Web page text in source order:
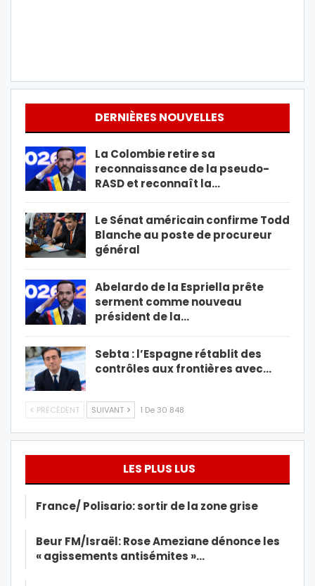
DERNIÈRES NOUVELLES
La Colombie retire sa
reconnaissance de la pseudo-
RASD et reconnaît la…
Le Sénat américain confirme Todd
Blanche au poste de procureur
général
Abelardo de la Espriella prête
serment comme nouveau
président de la…
Sebta : l’Espagne rétablit des
contrôles aux frontières avec…
PRÉCÉDENT SUIVANT 1 De 30 848
LES PLUS LUS
France/ Polisario: sortir de la zone grise
Beur FM/Israël: Rose Ameziane dénonce les
« agissements antisémites »…